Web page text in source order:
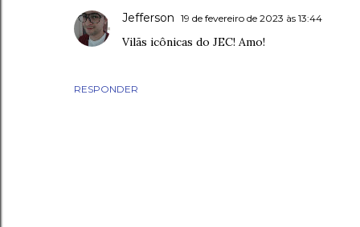
RESPONDER
Jefferson 19 de fevereiro de 2023 às 13:44
Vilãs icônicas do JEC! Amo!